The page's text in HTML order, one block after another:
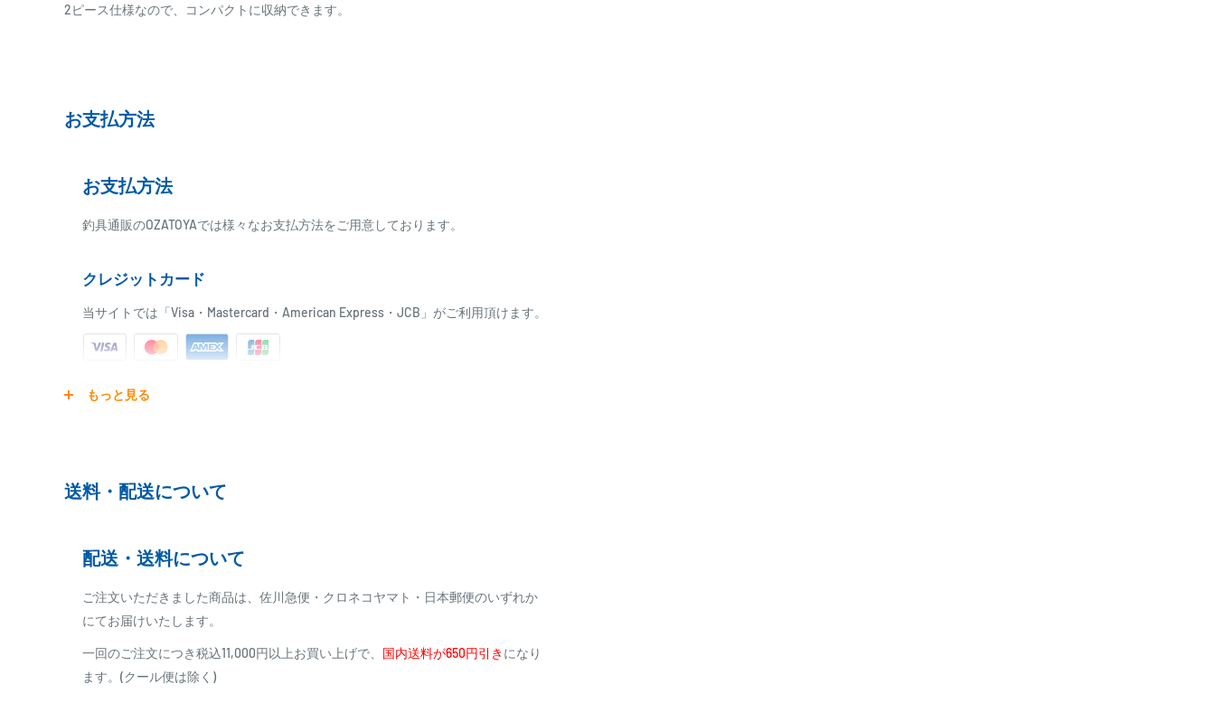
2ピース仕様なので、コンパクトに収納できます。
お支払方法
お支払方法
釣具通販のOZATOYAでは様々なお支払方法をご用意しております。
クレジットカード
当サイトでは「Visa・Mastercard・American Express・JCB」がご利用頂けます。
※商品代金に代引手数料(消費税込み)が加算されます
商品合計金額
000,001円～09,999円 330円
0 10,000円～29,999円
30,000円～99,999円
もっと見る
送料・配送について
配送・送料について
ご注文いただきました商品は、佐川急便・クロネコヤマト・日本郵便のいずれか
にてお届けいたします。
一回のご注文につき税込11,000円以上お買い上げで、 国内送料が650円引き になり
ます。(クール便は除く)